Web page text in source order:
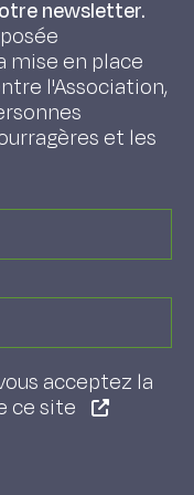
newsletter.
mise en place
l'Association,
et les
acceptez la
ce site